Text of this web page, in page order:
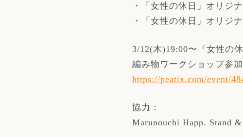
・「女性の休日」オリジ
・「女性の休日」オリジ
3/12(木)19:00〜『女性の
編み物ワークショップ参加
https://peatix.com/event/
協力：
Marunouchi Happ. Stand